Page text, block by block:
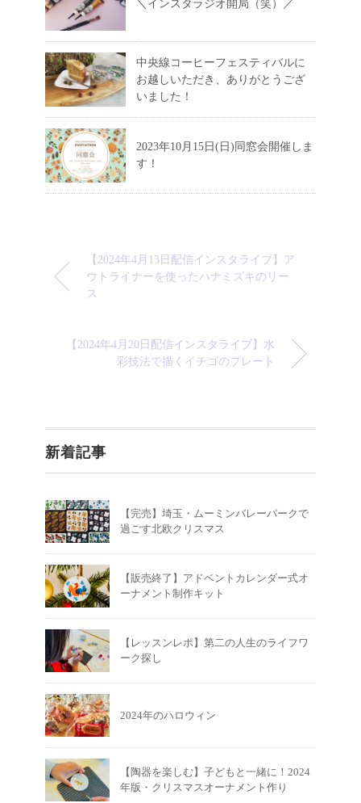
＼インスタラジオ開局（笑）／
中央線コーヒーフェスティバルに
お越しいただき、ありがとうござ
いました！
2023年10月15日(日)同窓会開催しま
す！
【2024年4月13日配信インスタライブ】ア
ウトライナーを使ったハナミズキのリー
ス
【2024年4月20日配信インスタライブ】水
彩技法で描くイチゴのプレート
新着記事
【完売】埼玉・ムーミンバレーパークで
過ごす北欧クリスマス
【販売終了】アドベントカレンダー式オ
ーナメント制作キット
【レッスンレポ】第二の人生のライフワ
ーク探し
2024年のハロウィン
【陶器を楽しむ】子どもと一緒に！2024
年版・クリスマスオーナメント作り